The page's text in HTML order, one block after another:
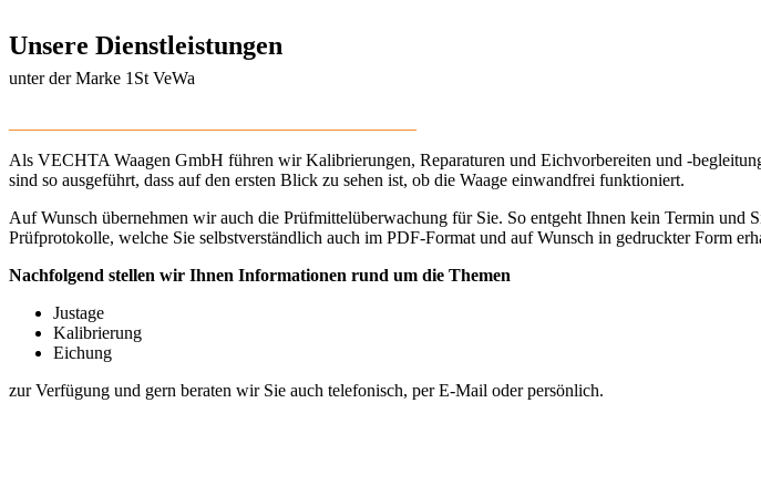
Unsere Dienstleistungen
unter der Marke 1St VeWa
Als VECHTA Waagen GmbH führen wir Kalibrierungen, Reparaturen und Eichvorbereiten und -
sind so ausgeführt, dass auf den ersten Blick zu sehen ist, ob die Waage einwandfrei funktioniert.
Auf Wunsch übernehmen wir auch die Prüfmittelüberwachung für Sie. So entgeht Ihnen kein Termin
Prüfprotokolle, welche Sie selbstverständlich auch im PDF-Format und auf Wunsch in gedruckter Form
Nachfolgend stellen wir Ihnen Informationen rund um die Themen
Justage
Kalibrierung
Eichung
zur Verfügung und gern beraten wir Sie auch telefonisch, per E-Mail oder persönlich.